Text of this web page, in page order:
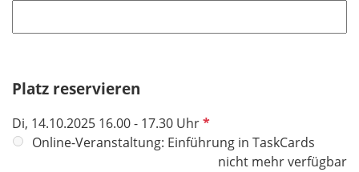
d
t
l
l
h
f
e
Platz reservieren
Di, 14.10.2025 16.00 - 17.30 UhrP
f
Online-Veranstaltung: Einführung in TaskCards
nicht mehr verfügbar